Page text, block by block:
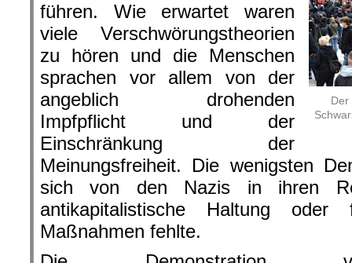
Der
führen. Wie erwartet waren
viele Verschwörungstheorien
zu hören und die Menschen
sprachen vor allem von der
angeblich drohenden
Impfpflicht und der
Einschränkung der
Meinungsfreiheit. Die wenigsten
sich von den Nazis in ihren
antikapitalistische Haltung oder
Maßnahmen fehlte.